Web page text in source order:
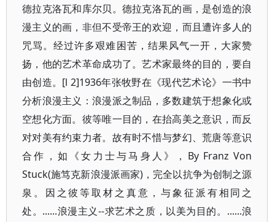
德拉克洛瓦和库尔贝。德拉克洛瓦的画，是创造的浪
漫主义的画，非但不受帝王的欢迎，而且遭许多人的
咒骂。经过许多艰难困苦，结果风气一开，大家赞
扬，他的艺术革命成功了。艺术家最终的目的，要自
由创造。[l 2]1936年张牧野在《现代艺术论》一书中
分析浪漫主义：浪漫派之制品，多数建筑于想象化或
空想化方面。彼等唯一目的，在抬高美之意识，而反
对对美有约束力者。故有时不惜与梦幻、荒唐等意识
合作，如《女力士与马身人》，By Franz Von
Stuck(施笃克新浪漫派画家)，完全以抗争为创制之源
泉。因之彼等取材之真意，与象征派有相同之
处。......浪漫主义--求艺术之质，以美为目的。......浪